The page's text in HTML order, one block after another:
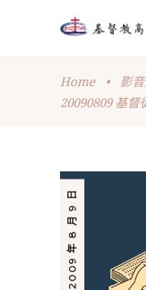
Home • 影
20090809 基督
2009 年 8 月 9 日